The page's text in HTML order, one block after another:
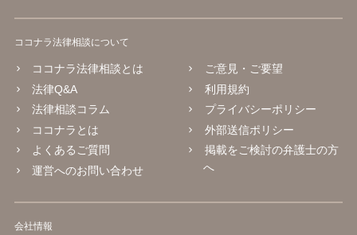
ココナラ法律相談について
ココナラ法律相談とは
法律Q&A
法律相談コラム
ココナラとは
よくあるご質問
運営へのお問い合わせ
ご意見・ご要望
利用規約
プライバシーポリシー
外部送信ポリシー
掲載をご検討の弁護士の方
へ
会社情報